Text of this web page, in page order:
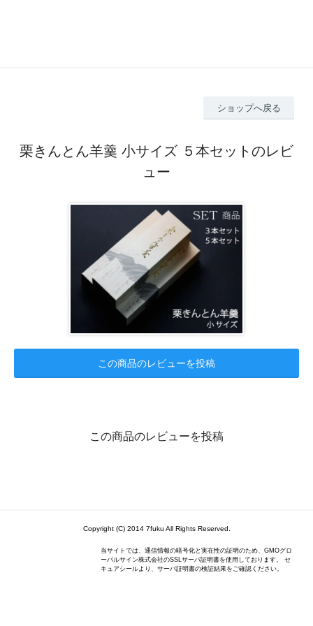
ショップへ戻る
栗きんとん羊羹 小サイズ ５本セットのレビ
ュー
この商品のレビューを投稿
この商品のレビューを投稿
Copyright (C) 2014 7fuku All Rights Reserved.
当サイトでは、通信情報の暗号化と実在性の証明のため、GMOグロ
ーバルサイン株式会社のSSLサーバ証明書を使用しております。 セ
キュアシールより、サーバ証明書の検証結果をご確認ください。